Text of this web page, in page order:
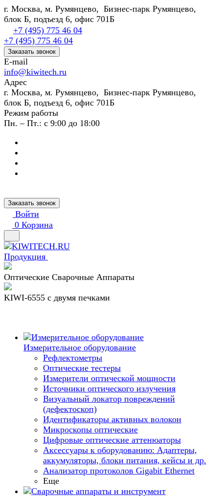
г. Москва, м. Румянцево, Бизнес-парк Румянцево,
блок Б, подъезд 6, офис 701Б
+7 (495) 775 46 04
+7 (495) 775 46 04
Заказать звонок
E-mail
info@kiwitech.ru
Адрес
г. Москва, м. Румянцево, Бизнес-парк Румянцево,
блок Б, подъезд 6, офис 701Б
Режим работы
Пн. – Пт.: с 9:00 до 18:00
Заказать звонок
Войти
0 Корзина
Продукция
Оптические Сварочные Аппараты
KIWI-6555 c двумя печками
Измерительное оборудование
Рефлектометры
Оптические тестеры
Измерители оптической мощности
Источники оптического излучения
Визуальный локатор повреждений
(дефектоскоп)
Идентификаторы активных волокон
Микроскопы оптические
Цифровые оптические аттенюаторы
Аксессуары к оборудованию: Адаптеры,
аккумуляторы, блоки питания, кейсы и др.
Анализатор протоколов Gigabit Ethernet
Еще